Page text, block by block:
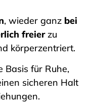
, wieder ganz bei
freierzu
körperzentriert.
Basis für Ruhe,
sicheren Halt